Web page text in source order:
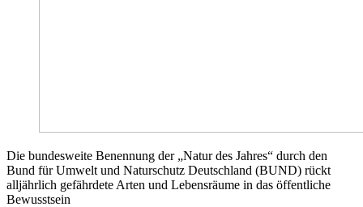
Die bundesweite Benennung der „Natur des Jahres“ durch den
Bund für Umwelt und Naturschutz Deutschland (BUND) rückt
alljährlich gefährdete Arten und Lebensräume in das öffentliche
Bewusstsein